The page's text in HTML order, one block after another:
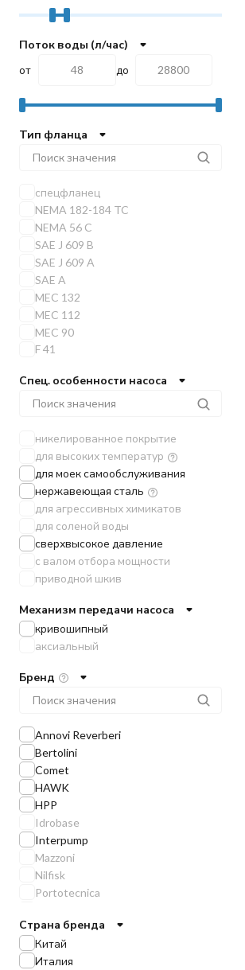
Поток воды (л/час)
от
до
Тип фланца
спецфланец
NEMA 182-184 TC
NEMA 56 C
SAE J 609 B
SAE J 609 A
SAE A
MEC 132
MEC 112
MEC 90
F 41
Спец. особенности насоса
никелированное покрытие
для высоких температур
для моек самообслуживания
нержавеющая сталь
для агрессивных химикатов
для соленой воды
сверхвысокое давление
с валом отбора мощности
приводной шкив
Механизм передачи насоса
кривошипный
аксиальный
Бренд
Annovi Reverberi
Bertolini
Comet
HAWK
HPP
Idrobase
Interpump
Mazzoni
Nilfisk
Portotecnica
RC
TOR
UDOR
Страна бренда
Китай
Италия